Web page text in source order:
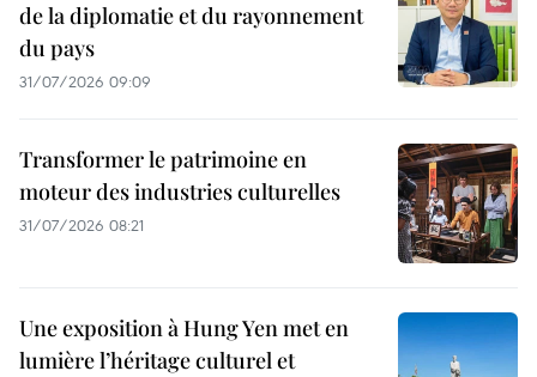
de la diplomatie et du rayonnement
du pays
31/07/2026 09:09
Transformer le patrimoine en
moteur des industries culturelles
31/07/2026 08:21
Une exposition à Hung Yen met en
lumière l’héritage culturel et